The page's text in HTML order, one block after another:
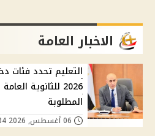
الاخبار العامة
التعليم تحدد فئات
2026 للثانوية
المطلوبة